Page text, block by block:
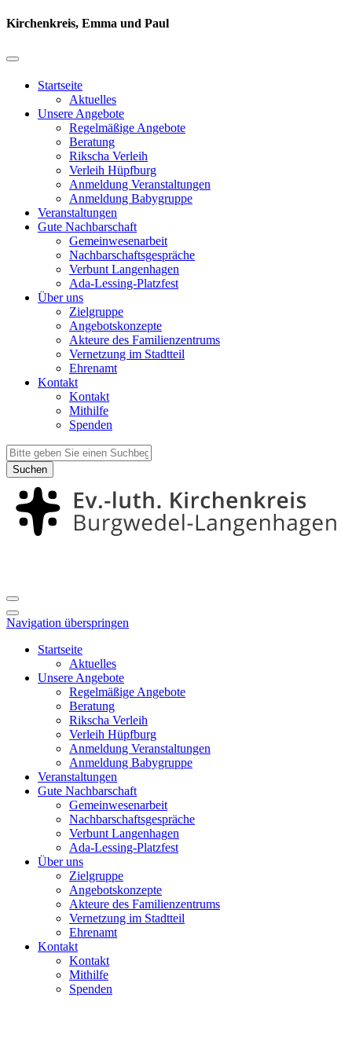
Kirchenkreis, Emma und Paul
Startseite
Aktuelles
Unsere Angebote
Regelmäßige Angebote
Beratung
Rikscha Verleih
Verleih Hüpfburg
Anmeldung Veranstaltungen
Anmeldung Babygruppe
Veranstaltungen
Gute Nachbarschaft
Gemeinwesenarbeit
Nachbarschaftsgespräche
Verbunt Langenhagen
Ada-Lessing-Platzfest
Über uns
Zielgruppe
Angebotskonzepte
Akteure des Familienzentrums
Vernetzung im Stadtteil
Ehrenamt
Kontakt
Kontakt
Mithilfe
Spenden
Suchen
Navigation überspringen
Startseite
Aktuelles
Unsere Angebote
Regelmäßige Angebote
Beratung
Rikscha Verleih
Verleih Hüpfburg
Anmeldung Veranstaltungen
Anmeldung Babygruppe
Veranstaltungen
Gute Nachbarschaft
Gemeinwesenarbeit
Nachbarschaftsgespräche
Verbunt Langenhagen
Ada-Lessing-Platzfest
Über uns
Zielgruppe
Angebotskonzepte
Akteure des Familienzentrums
Vernetzung im Stadtteil
Ehrenamt
Kontakt
Kontakt
Mithilfe
Spenden